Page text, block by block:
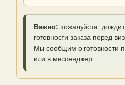
Важно: пожалуйста,
готовности заказа перед
Мы сообщим о готовности
или в мессенджер.